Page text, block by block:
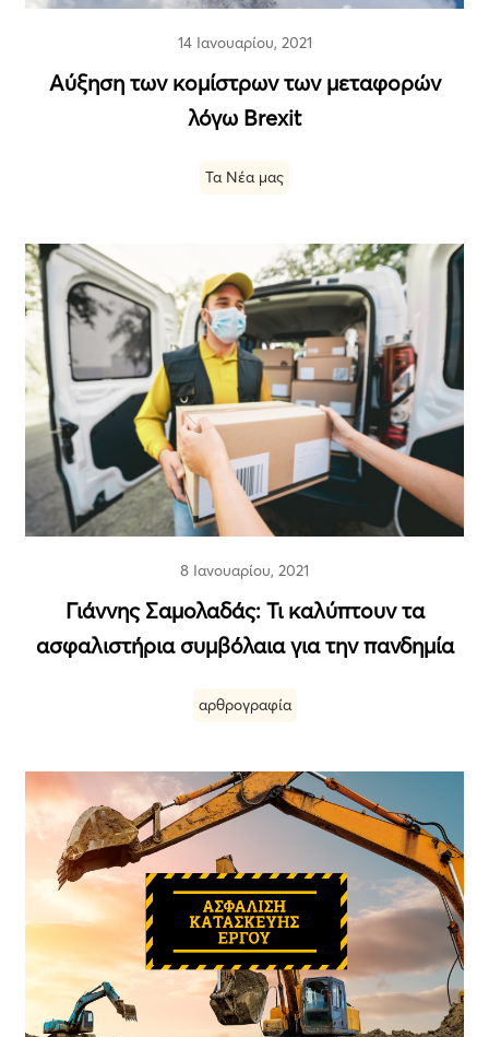
14 Ιανουαρίου, 2021
Αύξηση των κομίστρων των μεταφορών
λόγω Brexit
Τα Νέα μας
8 Ιανουαρίου, 2021
Γιάννης Σαμολαδάς: Τι καλύπτουν τα
ασφαλιστήρια συμβόλαια για την πανδημία
αρθρογραφία